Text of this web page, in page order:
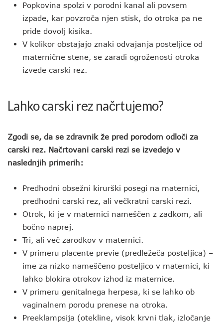
Popkovina spolzi v porodni kanal ali povsem
izpade, kar povzroča njen stisk, do otroka pa ne
pride dovolj kisika.
V kolikor obstajajo znaki odvajanja posteljice od
maternične stene, se zaradi ogroženosti otroka
izvede carski rez.
Lahko carski rez načrtujemo?
Zgodi se, da se zdravnik že pred porodom odloči za
carski rez. Načrtovani carski rezi se izvedejo v
naslednjih primerih:
Predhodni obsežni kirurški posegi na maternici,
predhodni carski rez, ali večkratni carski rezi.
Otrok, ki je v maternici nameščen z zadkom, ali
bočno naprej.
Tri, ali več zarodkov v maternici.
V primeru placente previe (predležeča posteljica) –
ime za nizko nameščeno posteljico v maternici, ki
lahko blokira otrokov izhod iz maternice.
V primeru genitalnega herpesa, ki se lahko ob
vaginalnem porodu prenese na otroka.
Preeklampsija (otekline, visok krvni tlak, izločanje